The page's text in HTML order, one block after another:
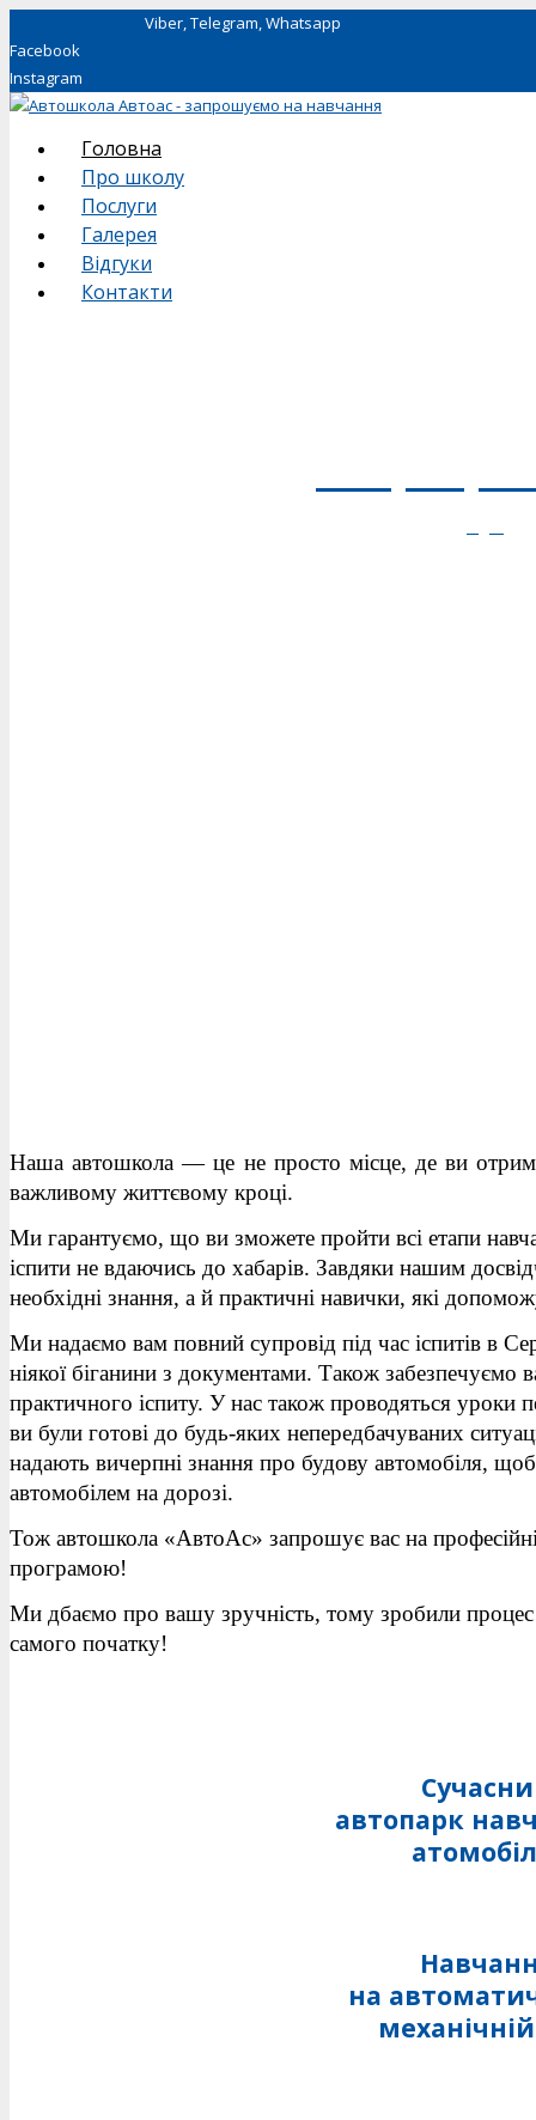
Viber, Telegram, Whatsapp
Facebook
Instagram
Головна
Про школу
Послуги
Галерея
Відгуки
Контакти
Наша автошкола — це не просто місце, де ви
важливому життєвому кроці.
Ми гарантуємо, що ви зможете пройти всі етапи
іспити не вдаючись до хабарів. Завдяки нашим
необхідні знання, а й практичні навички, які
Ми надаємо вам повний супровід під час іспитів в
ніякої біганини з документами. Також забезпечуємо
практичного іспиту. У нас також проводяться
ви були готові до будь-яких непередбачуваних
надають вичерпні знання про будову автомобіля,
автомобілем на дорозі.
Тож автошкола «АвтоАс» запрошує вас на
програмою!
Ми дбаємо про вашу зручність, тому зробили
самого початку!
автопарк
на